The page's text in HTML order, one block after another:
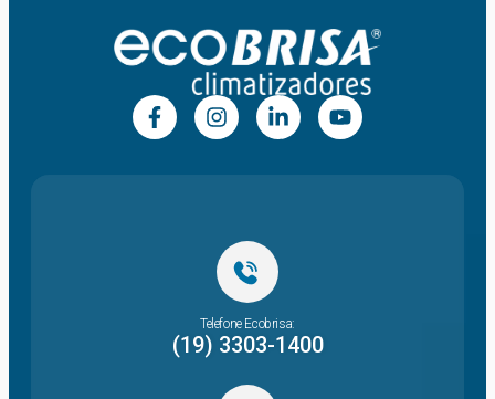
Telefone Ecobrisa:
(19) 3303-1400